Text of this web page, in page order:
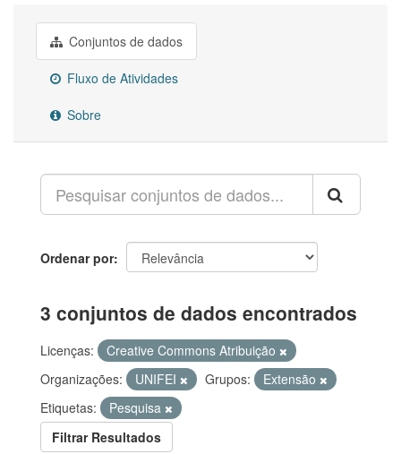
Conjuntos de dados
Fluxo de Atividades
Sobre
Ordenar por
3 conjuntos de dados encontrados
Licenças:
Creative Commons Atribuição
Organizações:
UNIFEI Grupos:
Extensão
Etiquetas:
Pesquisa
Filtrar Resultados